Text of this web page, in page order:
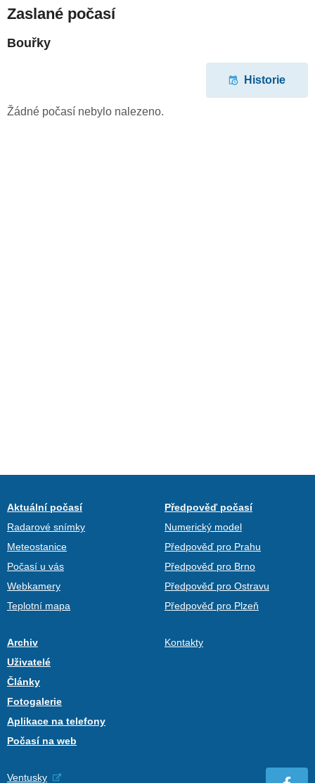
Zaslané počasí
Bouřky
Historie
Žádné počasí nebylo nalezeno.
Aktuální počasí
Radarové snímky
Meteostanice
Počasí u vás
Webkamery
Teplotní mapa
Předpověď počasí
Numerický model
Předpověď pro Prahu
Předpověď pro Brno
Předpověď pro Ostravu
Předpověď pro Plzeň
Archiv
Uživatelé
Články
Fotogalerie
Aplikace na telefony
Počasí na web
Kontakty
Ventusky